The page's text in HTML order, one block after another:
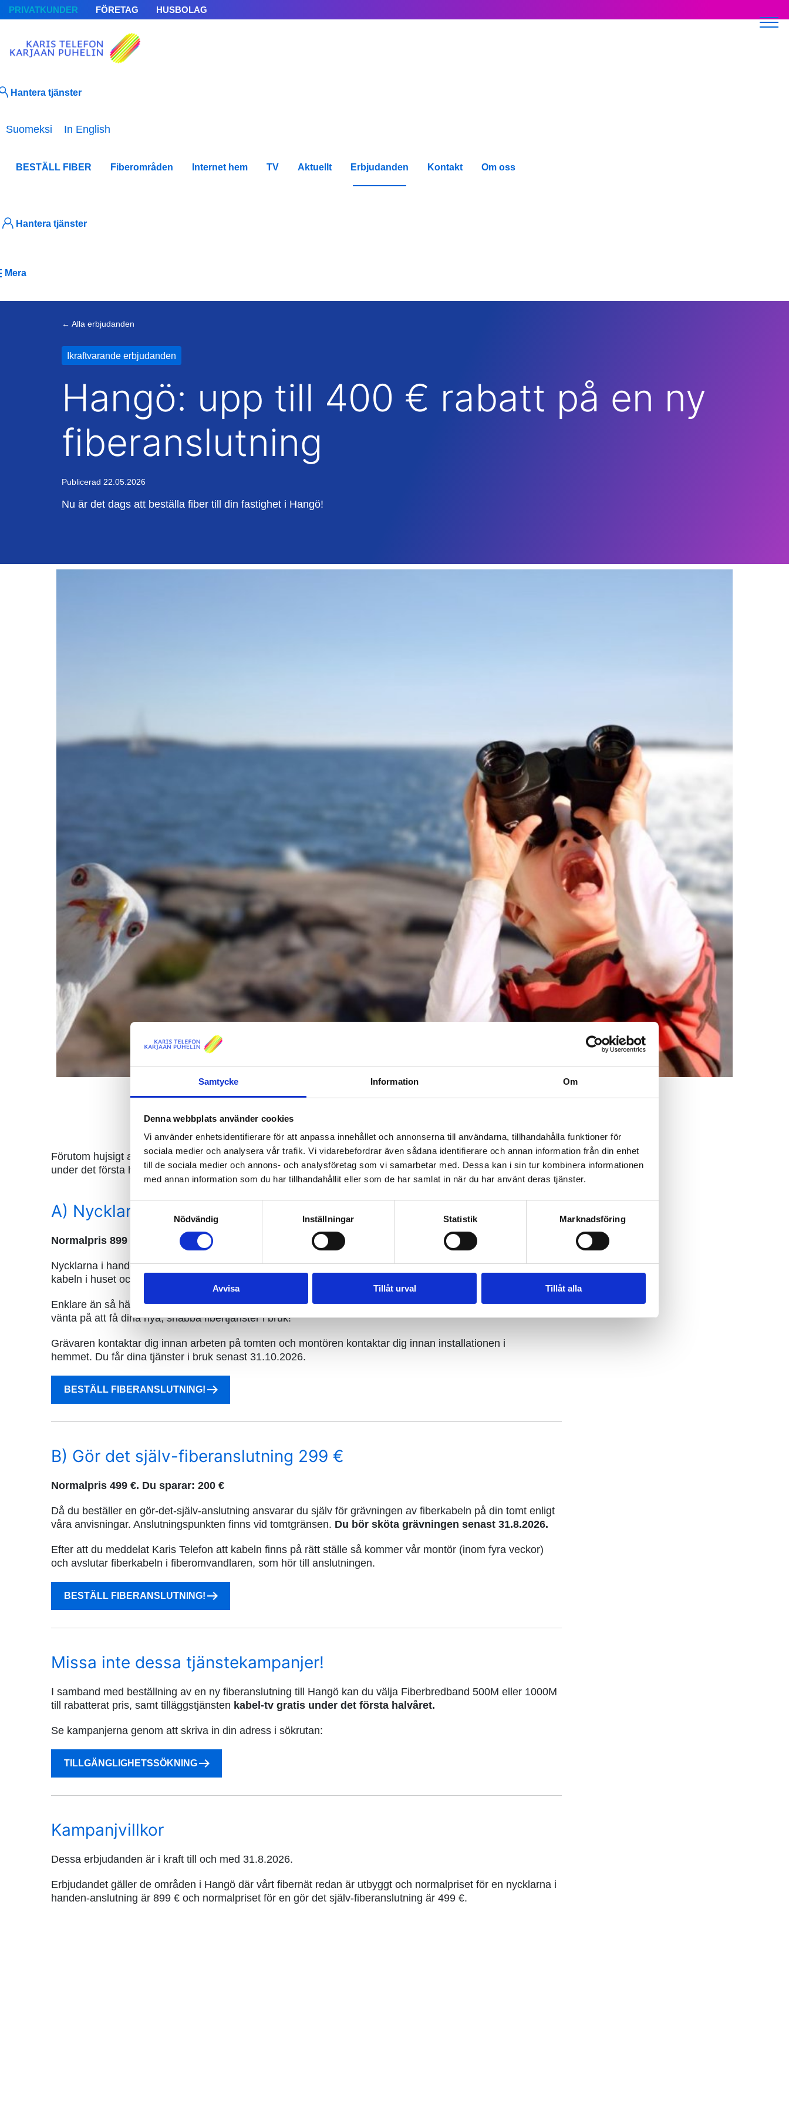
Samtycke Information Om
Denna webbplats använder cookies
Vi använder enhetsidentifierare för att anpassa innehållet och annonserna till användarna, tillhandahålla funktioner för
sociala medier och analysera vår trafik. Vi vidarebefordrar även sådana identifierare och annan information från din enhet
till de sociala medier och annons- och analysföretag som vi samarbetar med. Dessa kan i sin tur kombinera informationen
med annan information som du har tillhandahållit eller som de har samlat in när du har använt deras tjänster.
Samtyckesval
Nödvändig
Inställningar Statistik Marknadsföring
Avvisa Tillåt urval Tillåt alla
PRIVATKUNDER FÖRETAG HUSBOLAG
Hantera tjänster
Välj ditt språk
Suomeksi In English
BESTÄLL FIBER Fiberområden Internet hem TV Aktuellt Erbjudanden Kontakt Om oss
Hantera tjänster
Mera
← Alla erbjudanden
Ikraftvarande erbjudanden
Hangö: upp till 400 € rabatt på en ny
fiberanslutning
Publicerad 22.05.2026
Nu är det dags att beställa fiber till din fastighet i Hangö!
Förutom hujsigt anslutningserbjudande kan du välja bland förmånliga internetkampanjer och kabel-tv gratis
under det första halvåret!
A) Nycklarna i handen-fiberanslutning 499 €
Normalpris 899 €. Du sparar: 400 €
Nycklarna i handen-erbjudandetinkluderar grävning/fiberkabelinstallationen på din tomt, intagning av
kabeln i huset och avslutning i en fiberomvandlare som hör till beställningen.
Enklare än så här blir det inte – efter att du lämnat in din beställning behöver du inte göra något annat än
vänta på att få dina nya, snabba fibertjänster i bruk!
Grävaren kontaktar dig innan arbeten på tomten och montören kontaktar dig innan installationen i
hemmet. Du får dina tjänster i bruk senast 31.10.2026.
BESTÄLL FIBERANSLUTNING!
B) Gör det själv-fiberanslutning 299 €
Normalpris 499 €. Du sparar: 200 €
Då du beställer en gör-det-själv-anslutning ansvarar du själv för grävningen av fiberkabeln på din tomt enligt
våra anvisningar. Anslutningspunkten finns vid tomtgränsen. Du bör sköta grävningen senast 31.8.2026.
Efter att du meddelat Karis Telefon att kabeln finns på rätt ställe så kommer vår montör (inom fyra veckor)
och avslutar fiberkabeln i fiberomvandlaren, som hör till anslutningen.
BESTÄLL FIBERANSLUTNING!
Missa inte dessa tjänstekampanjer!
I samband med beställning av en ny fiberanslutning till Hangö kan du välja Fiberbredband 500M eller 1000M
till rabatterat pris, samt tilläggstjänsten kabel-tv gratis under det första halvåret.
Se kampanjerna genom att skriva in din adress i sökrutan:
TILLGÄNGLIGHETSSÖKNING
Kampanjvillkor
Dessa erbjudanden är i kraft till och med 31.8.2026.
Erbjudandet gäller de områden i Hangö där vårt fibernät redan är utbyggt och normalpriset för en nycklarna i
handen-anslutning är 899 € och normalpriset för en gör det själv-fiberanslutning är 499 €.